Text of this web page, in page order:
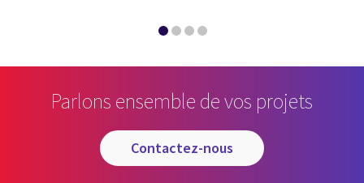
Parlons ensemble de vos projets
contactez-nous